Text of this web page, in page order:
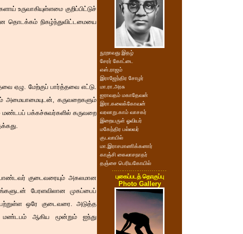
குறிப்பிட்டுச்
தொடக்கம் நிகழ்ந்துவிட்டமையை
ஏழு. மேற்குப் பார்த்தவை எட்டு.
அமையாமையுடன், கருவறைகளும்
மண்டபப் பக்கச்சுவர்களில் கருவறை
குடைவரையும் அகலமான
பேரளவிலான முகப்பைப்
ஒரே குடைவரை. அடுத்த
மண்டபம் ஆகிய மூன்றும் ஐந்து
நூறாவது இதழ்
சேரர் கோட்டை
எஸ்.ராஜம்
இராஜேந்திர சோழர்
மா.ரா.அரசு
ஐராவதம் மகாதேவன்
இரா.கலைக்கோவன்
வரலாறு.காம் வாசகர்
இறையருள் ஓவியர்
மகேந்திர பல்லவர்
குடவாயில்
மா.இராசமாணிக்கனார்
காஞ்சி கைலாசநாதர்
தஞ்சை பெரியகோயில்
புகைப்படத் தொகுப்பு
Photo Gallery